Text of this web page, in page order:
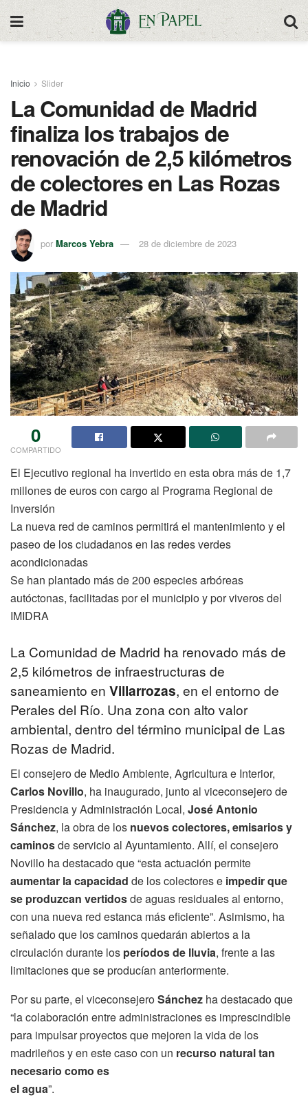
Inicio Slider
La Comunidad de Madrid
finaliza los trabajos de
renovación de 2,5 kilómetros
de colectores en Las Rozas
de Madrid
por Marcos Yebra 28 de diciembre de 2023
0
COMPARTIDO
El Ejecutivo regional ha invertido en esta obra más de 1,7
millones de euros con cargo al Programa Regional de
Inversión
La nueva red de caminos permitirá el mantenimiento y el
paseo de los ciudadanos en las redes verdes
acondicionadas
Se han plantado más de 200 especies arbóreas
autóctonas, facilitadas por el municipio y por viveros del
IMIDRA
La Comunidad de Madrid ha renovado más de
2,5 kilómetros de infraestructuras de
saneamiento en Villarrozas, en el entorno de
Perales del Río. Una zona con alto valor
ambiental, dentro del término municipal de Las
Rozas de Madrid.
El consejero de Medio Ambiente, Agricultura e Interior,
Carlos Novillo, ha inaugurado, junto al viceconsejero de
Presidencia y Administración Local, José Antonio
Sánchez, la obra de los nuevos colectores, emisarios y
caminosde servicio al Ayuntamiento. Allí, el consejero
Novillo ha destacado que “esta actuación permite
aumentar la capacidad de los colectores e impedir que
se produzcan vertidosde aguas residuales al entorno,
con una nueva red estanca más eficiente”. Asimismo, ha
señalado que los caminos quedarán abiertos a la
circulación durante los períodos de lluvia, frente a las
limitaciones que se producían anteriormente.
Por su parte, el viceconsejeroSánchez ha destacado que
“la colaboración entre administraciones es imprescindible
para impulsar proyectos que mejoren la vida de los
madrileños y en este caso con un recurso natural tan
necesario como es
el agua”.